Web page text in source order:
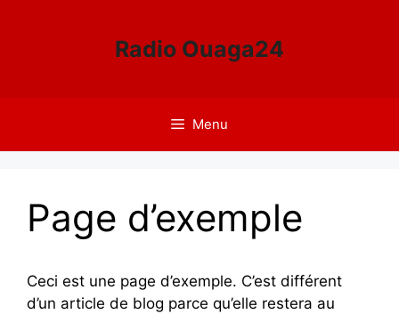
Radio Ouaga24
Menu
Page d’exemple
Ceci est une page d’exemple. C’est différent
d’un article de blog parce qu’elle restera au